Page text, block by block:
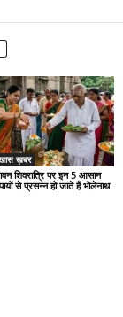
ख़बर
शिवरात्रि पर इन 5 आसान
से प्रसन्न हो जाते हैं भोलेनाथ